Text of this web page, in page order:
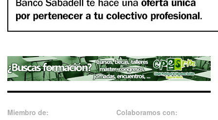
Miembro de: Colaboramos con: